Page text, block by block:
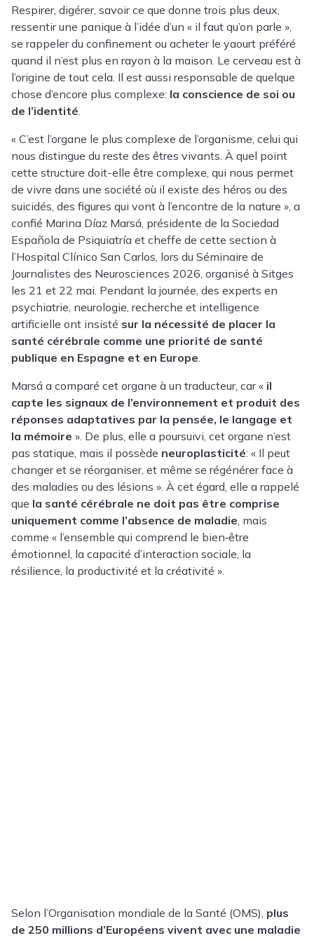
Respirer, digérer, savoir ce que donne trois plus deux,
ressentir une panique à l’idée d’un « il faut qu’on parle »,
se rappeler du confinement ou acheter le yaourt préféré
quand il n’est plus en rayon à la maison. Le cerveau est à
l’origine de tout cela. Il est aussi responsable de quelque
chose d’encore plus complexe: la conscience de soi ou
de l’identité
« C’est l’organe le plus complexe de l’organisme, celui qui
nous distingue du reste des êtres vivants. À quel point
cette structure doit-elle être complexe, qui nous permet
de vivre dans une société où il existe des héros ou des
suicidés, des figures qui vont à l’encontre de la nature », a
confié Marina Díaz Marsá , présidente de la Sociedad
Española de Psiquiatría et cheffe de cette section à
l’Hospital Clínico San Carlos , lors du Séminaire de
Journalistes des Neurosciences 2026, organisé à Sitges
les 21 et 22 mai. Pendant la journée, des experts en
psychiatrie, neurologie, recherche et intelligence
artificielle ont insisté sur la nécessité de placer la
santé cérébrale comme une priorité de santé
publique en Espagne et en Europe
Marsá a comparé cet organe à un traducteur, car « il
capte les signaux de l’environnement et produit des
réponses adaptatives par la pensée, le langage et
la mémoire ». De plus, elle a poursuivi, cet organe n’est
pas statique, mais il possède neuroplasticité: « Il peut
changer et se réorganiser, et même se régénérer face à
des maladies ou des lésions ». À cet égard, elle a rappelé
que la santé cérébrale ne doit pas être comprise
uniquement comme l’absence de maladie , mais
comme « l’ensemble qui comprend le bien‑être
émotionnel, la capacité d’interaction sociale, la
résilience, la productivité et la créativité ».
Selon l’Organisation mondiale de la Santé (OMS), plus
de 250 millions d’Européens vivent avec une maladie